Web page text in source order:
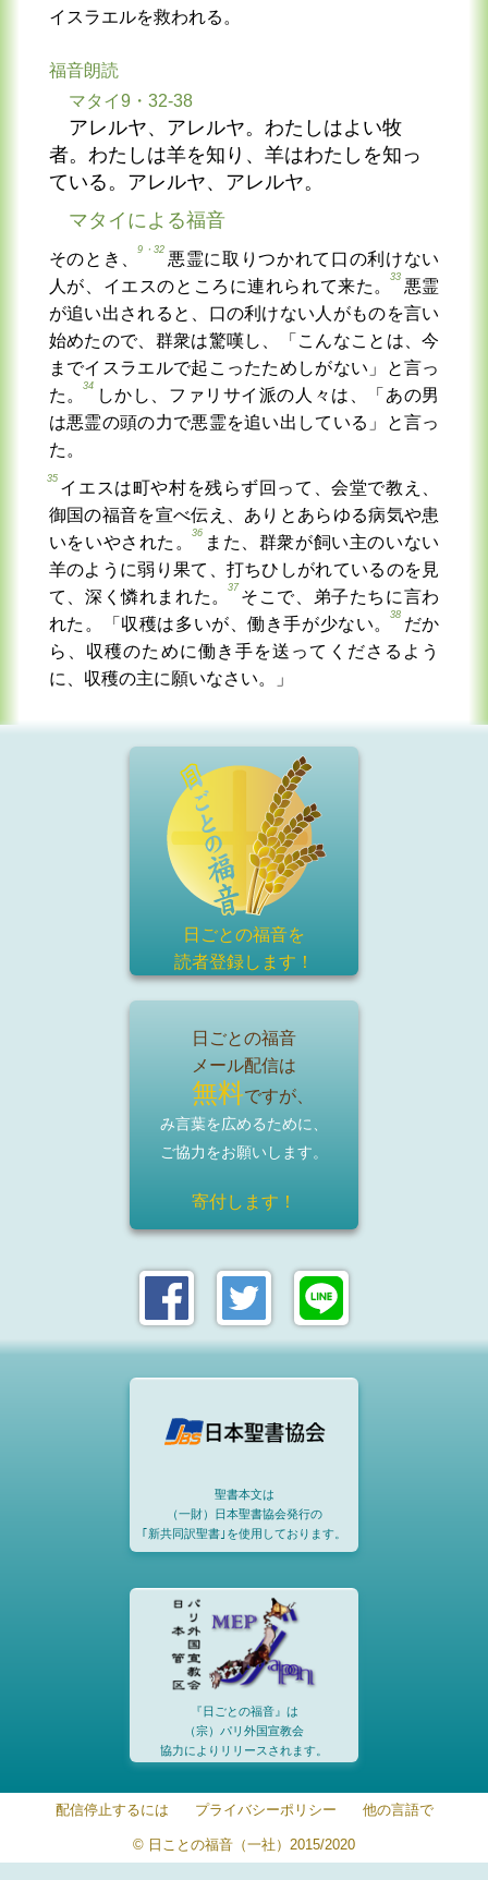
イスラエルを救われる。
福音朗読
マタイ9・32-38
アレルヤ、アレルヤ。わたしはよい牧
者。わたしは羊を知り、羊はわたしを知っ
ている。アレルヤ、アレルヤ。
マタイによる福音
そのとき、
9・32
悪霊に取りつかれて口の利けない
人が、イエスのところに連れられて来た。
33
悪霊
が追い出されると、口の利けない人がものを言い
始めたので、群衆は驚嘆し、「こんなことは、今
までイスラエルで起こったためしがない」と言っ
た。
34
しかし、ファリサイ派の人々は、「あの男
は悪霊の頭の力で悪霊を追い出している」と言っ
た。
35
イエスは町や村を残らず回って、会堂で教え、
御国の福音を宣べ伝え、ありとあらゆる病気や患
いをいやされた。
36
また、群衆が飼い主のいない
羊のように弱り果て、打ちひしがれているのを見
て、深く憐れまれた。
37
そこで、弟子たちに言わ
れた。「収穫は多いが、働き手が少ない。
38
だか
ら、収穫のために働き手を送ってくださるよう
に、収穫の主に願いなさい。」
日ごとの福音を
読者登録します！
日ごとの福音
メール配信は
無料ですが、
み言葉を広めるために、
ご協力をお願いします。
寄付します！
聖書本文は
（一財）日本聖書協会発行の
｢新共同訳聖書｣を使用しております。
『日ごとの福音』は
（宗）パリ外国宣教会
協力によりリリースされます。
配信停止するには プライバシーポリシー 他の言語で
© 日ことの福音（一社）2015/2020